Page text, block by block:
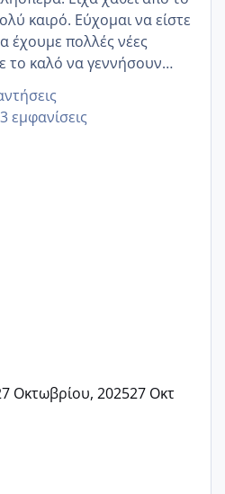
καιρό. Εύχομαι να είστε
έχουμε πολλές νέες
το καλό να γεννήσουν
περιμένουν. Να πάρουν
στην αγκαλίτσα τους
εμφανίσεις
Οκτωβρίου, 202527 Οκτ